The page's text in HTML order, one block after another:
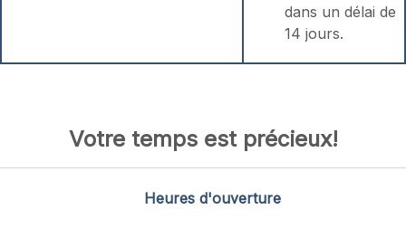
dans un délai de
14 jours.
Votre temps est précieux!
Heures d'ouverture